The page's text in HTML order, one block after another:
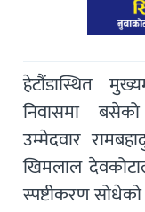
हेटौंडास्थित
निवासमा
उम्मेदवार
खिमलाल
स्पष्टीकरण सोधेको